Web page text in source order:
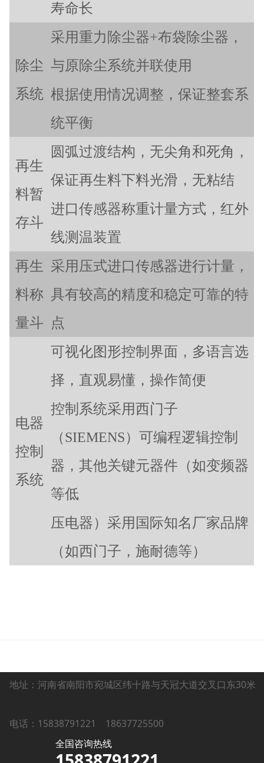
寿命长
除尘
系统
采用重力除尘器+布袋除尘器，
与原除尘系统并联使用
根据使用情况调整，保证整套系
统平衡
再生
料暂
存斗
圆弧过渡结构，无尖角和死角，
保证再生料下料光滑，无粘结
进口传感器称重计量方式，红外
线测温装置
再生
料称
量斗
采用压式进口传感器进行计量，
具有较高的精度和稳定可靠的特
点
电器
控制
系统
可视化图形控制界面，多语言选
择，直观易懂，操作简便
控制系统采用西门子
（SIEMENS）可编程逻辑控制
器，其他关键元器件（如变频器
等低
压电器）采用国际知名厂家品牌
（如西门子，施耐德等）
地址：河南省南阳市宛城区纬十路与天冠大道交叉口东30米
电话：15838791221
18637725500
全国咨询热线